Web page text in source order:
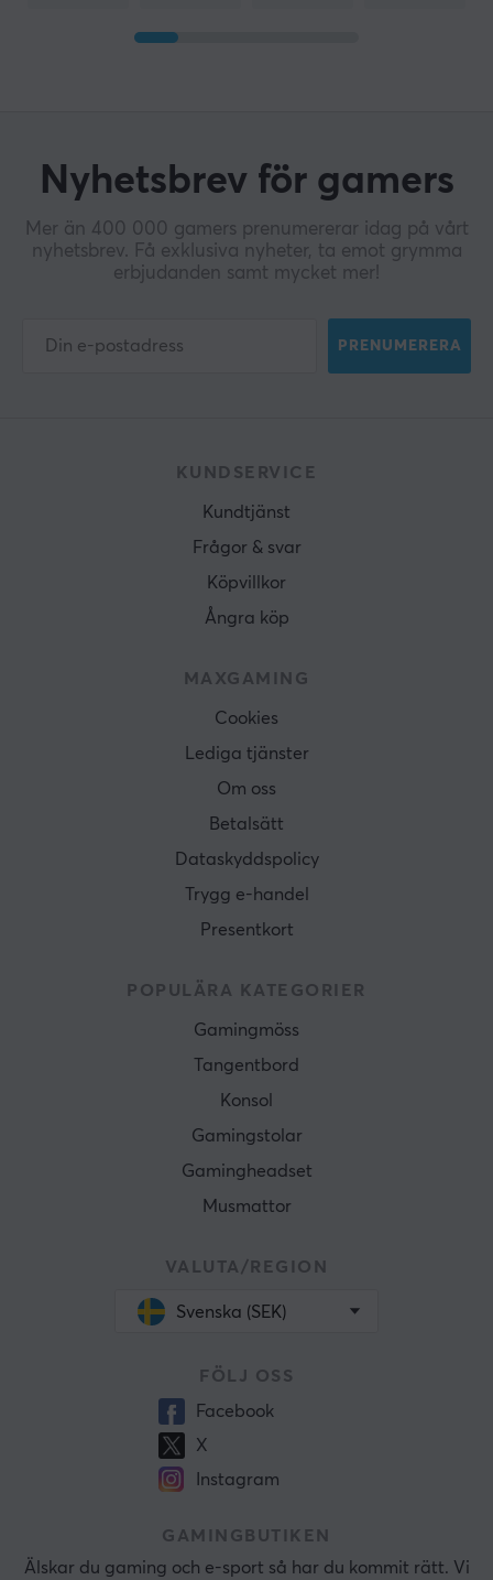
Nyhetsbrev för gamers
Mer än 400 000 gamers prenumererar idag på vårt
nyhetsbrev. Få exklusiva nyheter, ta emot grymma
erbjudanden samt mycket mer!
PRENUMERERA
KUNDSERVICE
Kundtjänst
Frågor & svar
Köpvillkor
Ångra köp
MAXGAMING
Cookies
Lediga tjänster
Om oss
Betalsätt
Dataskyddspolicy
Trygg e-handel
Presentkort
POPULÄRA KATEGORIER
Gamingmöss
Tangentbord
Konsol
Gamingstolar
Gamingheadset
Musmattor
VALUTA/REGION
Svenska (SEK)
FÖLJ OSS
Facebook
X
Instagram
GAMINGBUTIKEN
Älskar du gaming och e-sport så har du kommit rätt. Vi